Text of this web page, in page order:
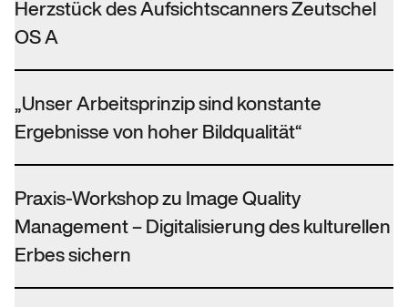
Herzstück des Aufsichtscanners Zeutschel
OS A
„Unser Arbeitsprinzip sind konstante
Ergebnisse von hoher Bildqualität“
Praxis-Workshop zu Image Quality
Management – Digitalisierung des kulturellen
Erbes sichern